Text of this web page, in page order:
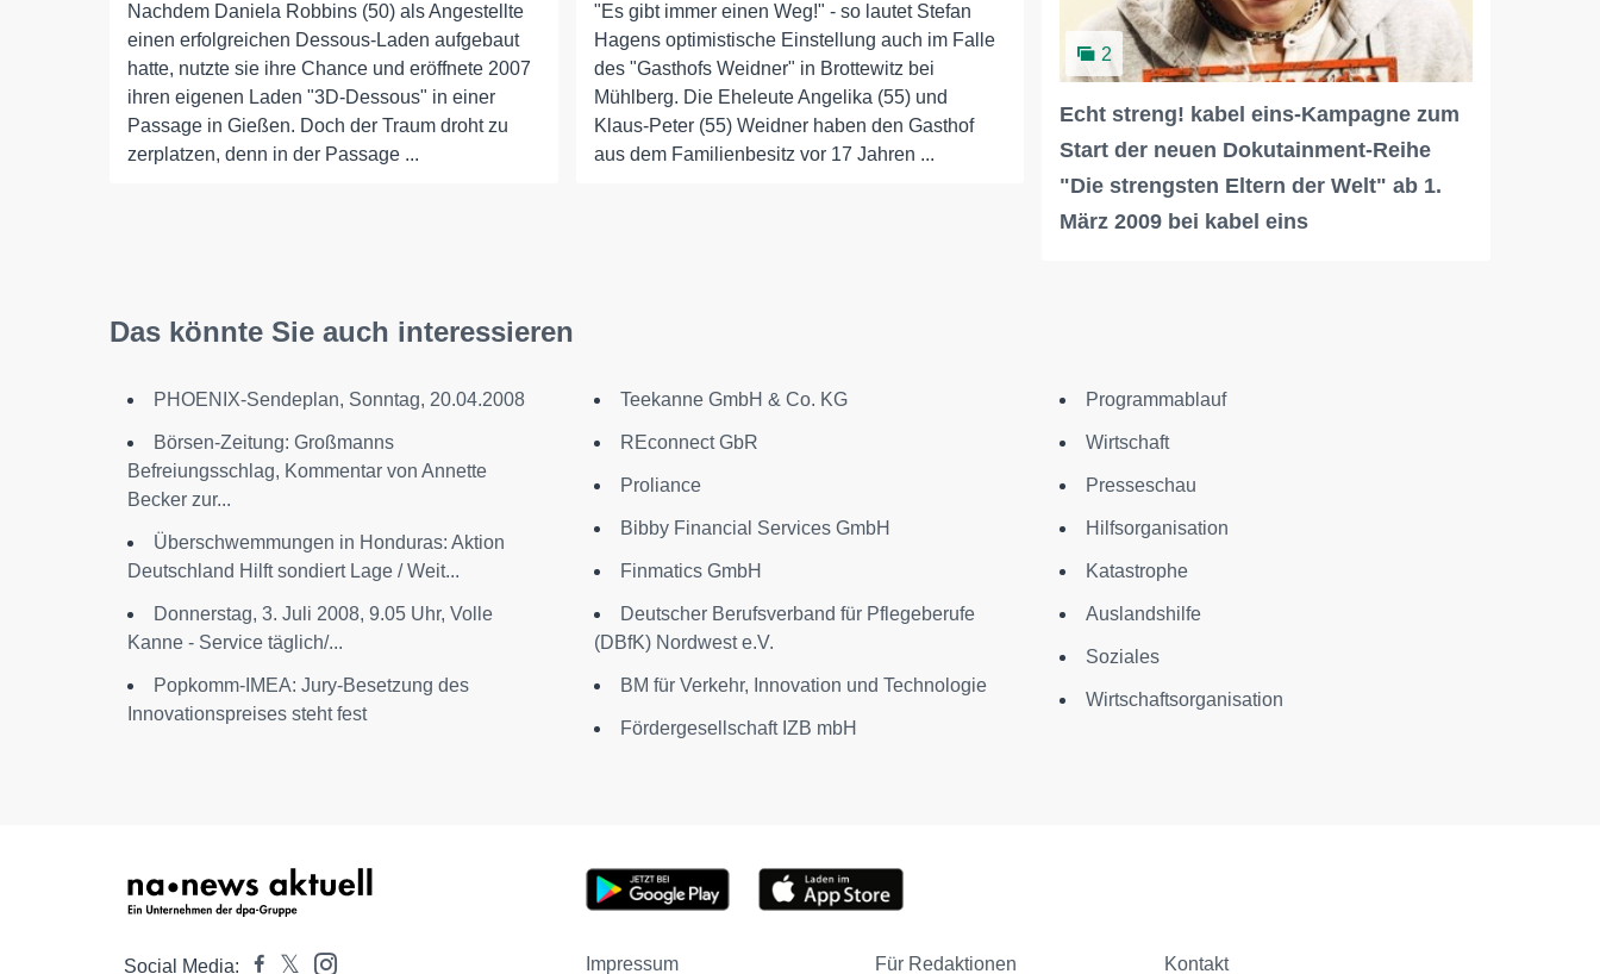
Nachdem Daniela Robbins (50) als Angestellte
einen erfolgreichen Dessous-Laden aufgebaut
hatte, nutzte sie ihre Chance und eröffnete 2007
ihren eigenen Laden "3D-Dessous" in einer
Passage in Gießen. Doch der Traum droht zu
zerplatzen, denn in der Passage ...
"Es gibt immer einen Weg!" - so lautet Stefan
Hagens optimistische Einstellung auch im Falle
des "Gasthofs Weidner" in Brottewitz bei
Mühlberg. Die Eheleute Angelika (55) und
Klaus-Peter (55) Weidner haben den Gasthof
aus dem Familienbesitz vor 17 Jahren ...
2
Echt streng! kabel eins-Kampagne zum
Start der neuen Dokutainment-Reihe
"Die strengsten Eltern der Welt" ab 1.
März 2009 bei kabel eins
Das könnte Sie auch interessieren
PHOENIX-Sendeplan, Sonntag, 20.04.2008
Börsen-Zeitung: Großmanns
Befreiungsschlag, Kommentar von Annette
Becker zur...
Überschwemmungen in Honduras: Aktion
Deutschland Hilft sondiert Lage / Weit...
Donnerstag, 3. Juli 2008, 9.05 Uhr, Volle
Kanne - Service täglich/...
Popkomm-IMEA: Jury-Besetzung des
Innovationspreises steht fest
Teekanne GmbH & Co. KG
REconnect GbR
Proliance
Bibby Financial Services GmbH
Finmatics GmbH
Deutscher Berufsverband für Pflegeberufe
(DBfK) Nordwest e.V.
BM für Verkehr, Innovation und Technologie
Fördergesellschaft IZB mbH
Programmablauf
Wirtschaft
Presseschau
Hilfsorganisation
Katastrophe
Auslandshilfe
Soziales
Wirtschaftsorganisation
Social Media: Impressum Für Redaktionen Kontakt